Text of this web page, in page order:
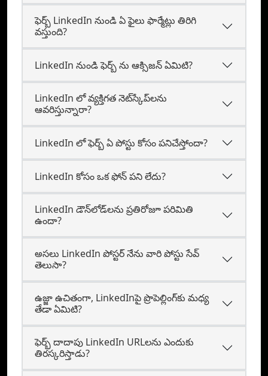
ఫెర్బ్ LinkedIn నుండి ఏ ఫైలు ఫార్మేట్లు తిరిగి
వస్తుంది?
LinkedIn నుండి ఫెర్బ్ ను ఆక్సిజన్ ఏమిటి?
LinkedIn లో వ్యక్తిగత నెట్‌స్కేప్‌లను
ఆవరిస్తున్నారా?
LinkedIn లో ఫెర్బ్ ఏ పోస్టు కోసం పనిచేస్తోందా?
LinkedIn కోసం ఒక ఫోన్ పని లేదు?
LinkedIn డౌన్‌లోడ్‌లను ప్రతిరోజూ పరిమితి
ఉందా?
అసలు LinkedIn పోస్టర్ నేను వారి పోస్టు సేవ్
తెలుసా?
ఉజ్జా ఉచితంగా, LinkedInపై ప్రొపెల్లింగ్‌కు మధ్య
తేడా ఏమిటి?
ఫెర్బ్‌ దాదాపు LinkedIn URLలను ఎందుకు
తిరస్కరిస్తాడు?